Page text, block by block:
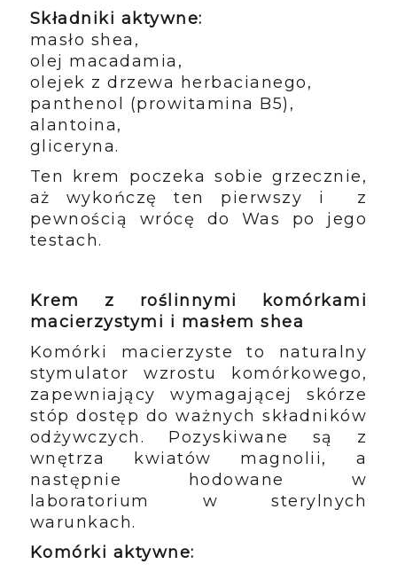
Składniki aktywne:
masło shea,
olej macadamia,
olejek z drzewa herbacianego,
panthenol (prowitamina B5),
alantoina,
gliceryna.
Ten krem poczeka sobie grzecznie,
aż wykończę ten pierwszy i z
pewnością wrócę do Was po jego
testach.
Krem z roślinnymi komórkami
macierzystymi i masłem shea
Komórki macierzyste to naturalny
stymulator wzrostu komórkowego,
zapewniający wymagającej skórze
stóp dostęp do ważnych składników
odżywczych. Pozyskiwane są z
wnętrza kwiatów magnolii, a
następnie hodowane w
laboratorium w sterylnych
warunkach.
Komórki aktywne: